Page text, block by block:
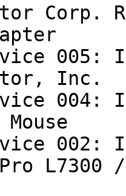
Corp.
005:
Inc.
004:
002:
L7300 /